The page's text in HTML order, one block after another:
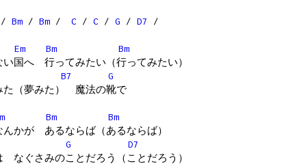
/ Bm / Bm / C / C / G / D7 /
Em Bm
Bm
国へ 行ってみたい（行ってみたい）
B7
G
（夢みた） 魔法の靴で
Bm
Bm
かが あるならば（あるならば）
G
D7
なぐさみのことだろう（ことだろう）